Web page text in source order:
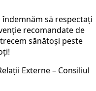
să respectaţi
recomandate de
sănătoși peste
Externe – Consiliul